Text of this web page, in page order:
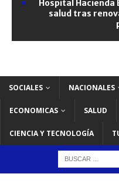
Hospital
salud tras
SOCIALES NACIONALES
ECONOMICAS SALUD
CIENCIA Y TECNOLOGÍA